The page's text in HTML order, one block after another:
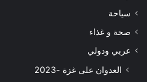
سياحة
صحة و غذاء
عربي ودولي
العدوان على غزة -2023